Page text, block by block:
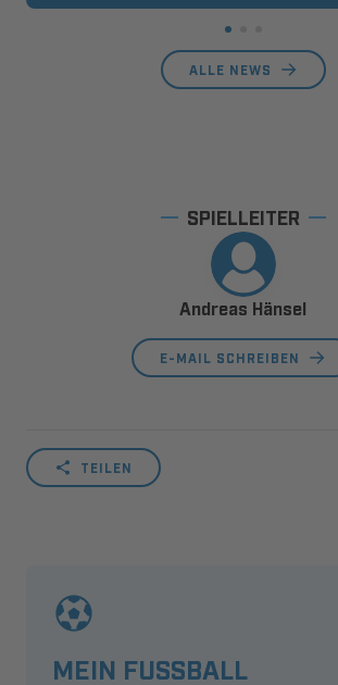
ALLE NEWS
SPIELLEITER
Andreas Hänsel
E-MAIL SCHREIBEN
TEILEN
MEIN FUSSBALL